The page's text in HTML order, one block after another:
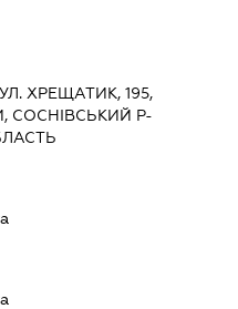
ХРЕЩАТИК, 195,
СОСНІВСЬКИЙ Р-